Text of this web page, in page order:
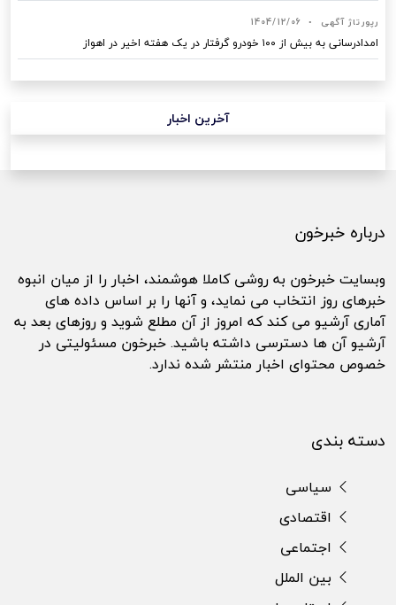
رپورتاژ آگهی •
1404/12/06
امدادرسانی به بیش از ۱۰۰ خودرو گرفتار در یک هفته اخیر در اهواز
آخرین اخبار
درباره خبرخون
وبسایت خبرخون به روشی کاملا هوشمند، اخبار را از میان انبوه
خبرهای روز انتخاب می نماید، و آنها را بر اساس داده های
آماری آرشیو می کند که امروز از آن مطلع شوید و روزهای بعد به
آرشیو آن ها دسترسی داشته باشید. خبرخون مسئولیتی در
خصوص محتوای اخبار منتشر شده ندارد.
دسته بندی
سیاسی
اقتصادی
اجتماعی
بین الملل